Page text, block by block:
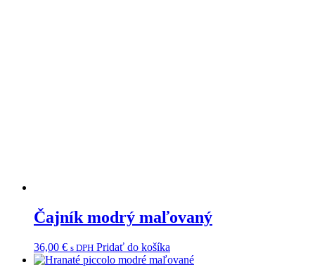
Čajník modrý maľovaný
36,00 € s DPH Pridať do košíka